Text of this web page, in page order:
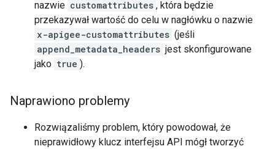
nazwie customattributes , która będzie
przekazywał wartość do celu w nagłówku o nazwie
x-apigee-customattributes (jeśli
append_metadata_headers jest skonfigurowane
jako true ).
Naprawiono problemy
Rozwiązaliśmy problem, który powodował, że
nieprawidłowy klucz interfejsu API mógł tworzyć